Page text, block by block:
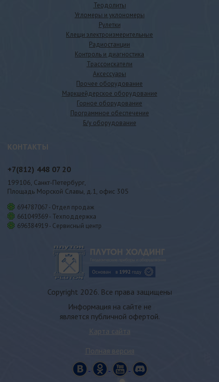
Теодолиты
Угломеры и уклономеры
Рулетки
Клещи электроизмерительные
Радиостанции
Контроль и диагностика
Трассоискатели
Аксессуары
Прочее оборудование
Маркшейдерское оборудование
Горное оборудование
Программное обеспечение
Б/у оборудование
КОНТАКТЫ
+7(812) 448 07 20
199106, Санкт-Петербург,
Площадь Морской Славы, д.1, офис 305
694787067 - Отдел продаж
661049369 - Техподдержка
696384919 - Сервисный центр
Copyright 2026. Все права защищены
Информация на сайте не
является публичной офертой.
Карта сайта
Полная версия